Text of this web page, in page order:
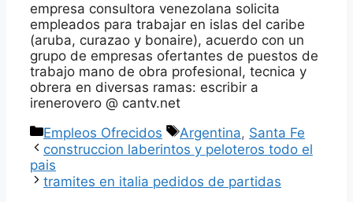
empresa consultora venezolana solicita
empleados para trabajar en islas del caribe
(aruba, curazao y bonaire), acuerdo con un
grupo de empresas ofertantes de puestos de
trabajo mano de obra profesional, tecnica y
obrera en diversas ramas: escribir a
irenerovero @ cantv.net
Categorías
Empleos Ofrecidos Etiquetas
Argentina, Santa Fe
construccion laberintos y peloteros todo el
pais
tramites en italia pedidos de partidas